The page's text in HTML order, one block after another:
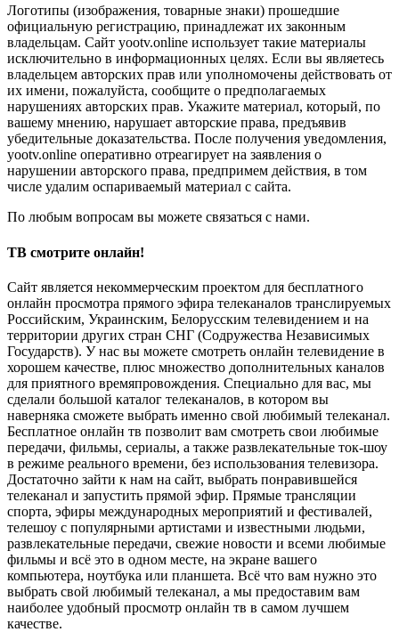
Логотипы (изображения, товарные знаки) прошедшие
официальную регистрацию, принадлежат их законным
владельцам. Сайт yootv.online использует такие материалы
исключительно в информационных целях. Если вы являетесь
владельцем авторских прав или уполномочены действовать от
их имени, пожалуйста, сообщите о предполагаемых
нарушениях авторских прав. Укажите материал, который, по
вашему мнению, нарушает авторские права, предъявив
убедительные доказательства. После получения уведомления,
yootv.online оперативно отреагирует на заявления о
нарушении авторского права, предпримем действия, в том
числе удалим оспариваемый материал с сайта.
По любым вопросам вы можете связаться с нами.
ТВ смотрите онлайн!
Сайт является некоммерческим проектом для бесплатного
онлайн просмотра прямого эфира телеканалов транслируемых
Российским, Украинским, Белорусским телевидением и на
территории других стран СНГ (Содружества Независимых
Государств). У нас вы можете смотреть онлайн телевидение в
хорошем качестве, плюс множество дополнительных каналов
для приятного времяпровождения. Специально для вас, мы
сделали большой каталог телеканалов, в котором вы
наверняка сможете выбрать именно свой любимый телеканал.
Бесплатное онлайн тв позволит вам смотреть свои любимые
передачи, фильмы, сериалы, а также развлекательные ток-шоу
в режиме реального времени, без использования телевизора.
Достаточно зайти к нам на сайт, выбрать понравившейся
телеканал и запустить прямой эфир. Прямые трансляции
спорта, эфиры международных мероприятий и фестивалей,
телешоу с популярными артистами и известными людьми,
развлекательные передачи, свежие новости и всеми любимые
фильмы и всё это в одном месте, на экране вашего
компьютера, ноутбука или планшета. Всё что вам нужно это
выбрать свой любимый телеканал, а мы предоставим вам
наиболее удобный просмотр онлайн тв в самом лучшем
качестве.